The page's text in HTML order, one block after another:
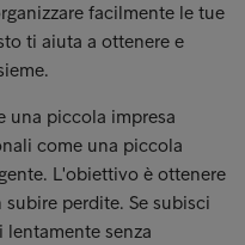
facilmente le tue
ti aiuta a ottenere e
una piccola impresa
come una piccola
L'obiettivo è ottenere
perdite. Se subisci
senza